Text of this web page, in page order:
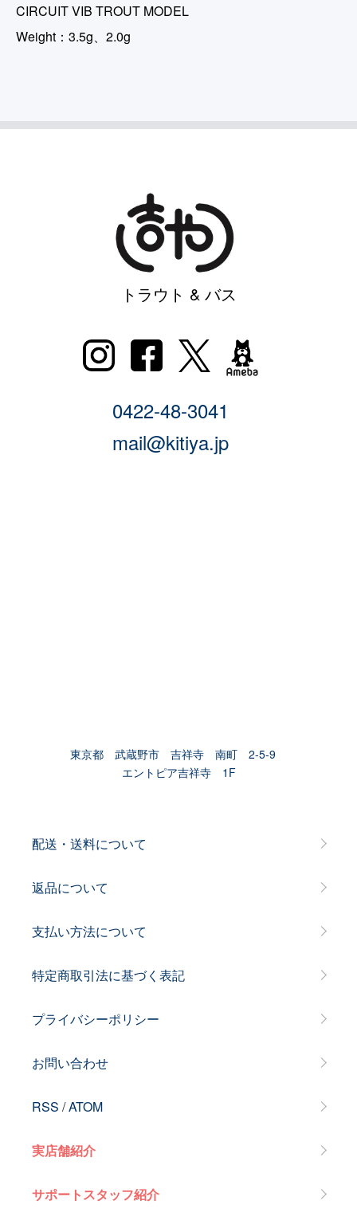
CIRCUIT VIB TROUT MODEL
Weight：3.5g、2.0g
トラウト & バス
0422-48-3041
mail@kitiya.jp
東京都 武蔵野市 吉祥寺 南町 2-5-9
エントピア吉祥寺 1F
配送・送料について
返品について
支払い方法について
特定商取引法に基づく表記
プライバシーポリシー
お問い合わせ
RSS /ATOM
実店舗紹介
サポートスタッフ紹介